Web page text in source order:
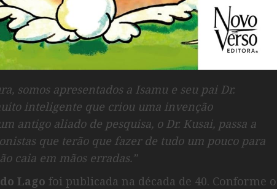
somos apresentados a Isamu e seu pai Dr.
inteligente que criou uma invenção
antigo aliado de pesquisa, o Dr. Kusai, passa a
que terão que fazer de tudo um pouco para
caia em mãos erradas.”
Lago foi publicada na década de 40. Conforme o